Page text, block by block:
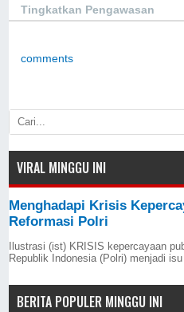
Tingkatkan Pengawasan
comments
VIRAL MINGGU INI
Menghadapi Krisis
Reformasi Polri
Ilustrasi (ist) KRISIS kepercayaan
Republik Indonesia (Polri) menjadi
BERITA POPULER MINGGU INI